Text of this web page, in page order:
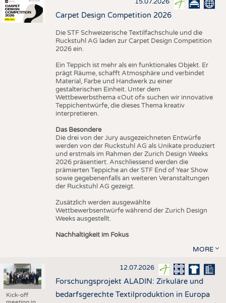
Carpet Design Competition 2026
Die STF Schweizerische Textilfachschule und die
Ruckstuhl AG laden zur Carpet Design Competition
2026 ein.
Ein Teppich ist mehr als ein funktionales Objekt. Er
prägt Räume, schafft Atmosphäre und verbindet
Material, Farbe und Handwerk zu einer
gestalterischen Einheit. Unter dem
Wettbewerbsthema «Out of» suchen wir innovative
Teppichentwürfe, die dieses Thema kreativ
interpretieren.
Das Besondere
Die drei von der Jury ausgezeichneten Entwürfe
werden von der Ruckstuhl AG als Unikate produziert
und erstmals im Rahmen der Zurich Design Weeks
2026 präsentiert. Anschliessend werden die
prämierten Teppiche an der STF End of Year Show
sowie gegebenenfalls an weiteren Veranstaltungen
der Ruckstuhl AG gezeigt.
Zusätzlich werden ausgewählte
Wettbewerbsentwürfe während der Zurich Design
Weeks ausgestellt.
Nachhaltigkeit im Fokus
MORE
Kick-off
12.07.2026
Forschungsprojekt ALADIN: Zirkuläre und
bedarfsgerechte Textilproduktion in Europa